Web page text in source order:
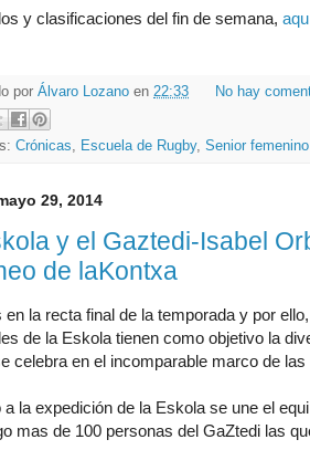
y clasificaciones del fin de semana,
por Álvaro Lozano en 22:33 No hay
Crónicas Escuela de Rugby, Senior femenino
29, 2014
y el Gaztedi-Isabel
de laKontxa
en la recta final de la temporada y por
de la Eskola tienen como objetivo la
celebra en el incomparable marco de
a la expedición de la Eskola se une el
mas de 100 personas del GaZtedi las